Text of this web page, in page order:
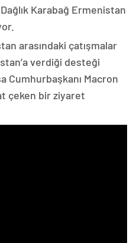
Karabağ Ermenistan
arasındaki çatışmalar
verdiği desteği
Cumhurbaşkanı Macron
çeken bir ziyaret